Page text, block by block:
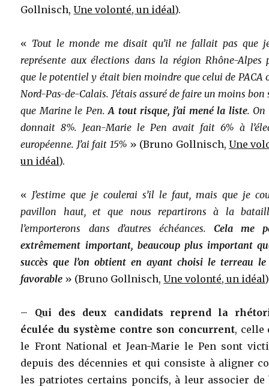
Gollnisch,Une volonté, un idéal).
« Tout le monde me disait qu’il ne fallait pas que
représente aux élections dans la région Rhône-Alpes
que le potentiel y était bien moindre que celui de PACA
Nord-Pas-de-Calais. J’étais assuré de faire un moins bon
que Marine le Pen.A tout risque, j’ai mené la liste. On
donnait 8%. Jean-Marie le Pen avait fait 6% à
européenne. J’ai fait 15% » (Bruno Gollnisch,Une
un idéal).
« J’estime que je coulerai s’il le faut, mais que je
pavillon haut, et que nous repartirons à la
l’emporterons dans d’autres échéances.Cela me
extrêmement important, beaucoup plus important
succès que l’on obtient en ayant choisi le terreau
favorable » (Bruno Gollnisch,Une volonté, un idéal
– Qui des deux candidats reprend la
éculée du système contre son concurrent, celle
le Front National et Jean-Marie le Pen sont
depuis des décennies et qui consiste à aligner
les patriotes certains poncifs, à leur associer de